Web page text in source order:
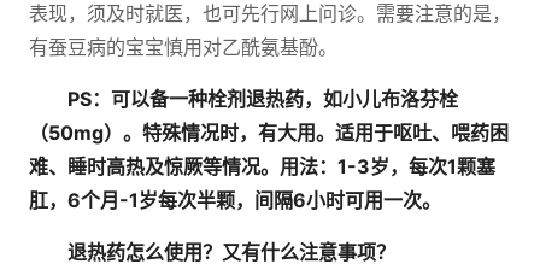
表现，须及时就医，也可先行网上问诊。需要注意的是，
有蚕豆病的宝宝慎用对乙酰氨基酚。
PS：可以备一种栓剂退热药，如小儿布洛芬栓
（50mg）。特殊情况时，有大用。适用于呕吐、喂药困
难、睡时高热及惊厥等情况。用法：1-3岁，每次1颗塞
肛，6个月-1岁每次半颗，间隔6小时可用一次。
退热药怎么使用？又有什么注意事项？